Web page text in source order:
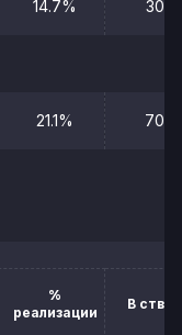
14.7% 30
21.1% 70
%
реализации
В створ